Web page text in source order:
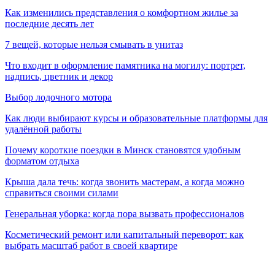
Как изменились представления о комфортном жилье за
последние десять лет
7 вещей, которые нельзя смывать в унитаз
Что входит в оформление памятника на могилу: портрет,
надпись, цветник и декор
Выбор лодочного мотора
Как люди выбирают курсы и образовательные платформы для
удалённой работы
Почему короткие поездки в Минск становятся удобным
форматом отдыха
Крыша дала течь: когда звонить мастерам, а когда можно
справиться своими силами
Генеральная уборка: когда пора вызвать профессионалов
Косметический ремонт или капитальный переворот: как
выбрать масштаб работ в своей квартире